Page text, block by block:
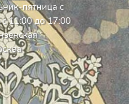
пятница с
11:00 до 17:00